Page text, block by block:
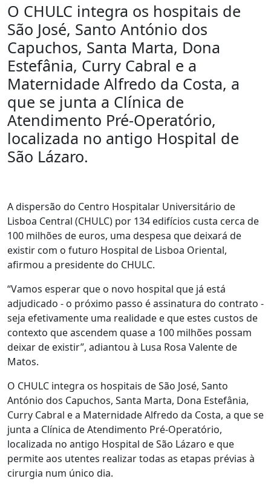
O CHULC integra os hospitais de
São José, Santo António dos
Capuchos, Santa Marta, Dona
Estefânia, Curry Cabral e a
Maternidade Alfredo da Costa, a
que se junta a Clínica de
Atendimento Pré-Operatório,
localizada no antigo Hospital de
São Lázaro.
A dispersão do Centro Hospitalar Universitário de
Lisboa Central (CHULC) por 134 edifícios custa cerca de
100 milhões de euros, uma despesa que deixará de
existir com o futuro Hospital de Lisboa Oriental,
afirmou a presidente do CHULC.
“Vamos esperar que o novo hospital que já está
adjudicado - o próximo passo é assinatura do contrato -
seja efetivamente uma realidade e que estes custos de
contexto que ascendem quase a 100 milhões possam
deixar de existir”, adiantou à Lusa Rosa Valente de
Matos.
O CHULC integra os hospitais de São José, Santo
António dos Capuchos, Santa Marta, Dona Estefânia,
Curry Cabral e a Maternidade Alfredo da Costa, a que se
junta a Clínica de Atendimento Pré-Operatório,
localizada no antigo Hospital de São Lázaro e que
permite aos utentes realizar todas as etapas prévias à
cirurgia num único dia.